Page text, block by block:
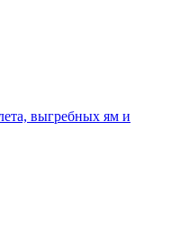
выгребных ям и